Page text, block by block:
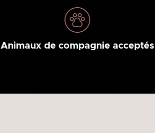
Animaux de compagnie acceptés